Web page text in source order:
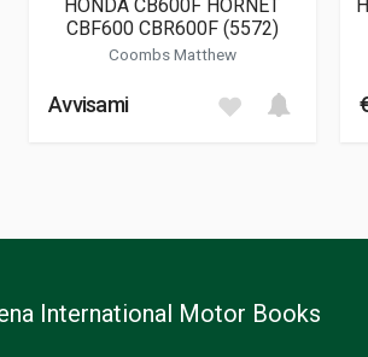
HONDA CB600F HORNET
CBF600 CBR600F (5572)
Coombs Matthew
Avvisami
International Motor Books